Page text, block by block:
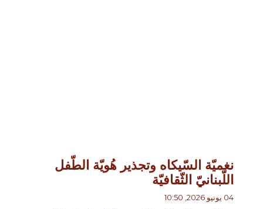
نغميّة السّيكاه وتجذير هُويّة الطّفل
اللّبنانيّ الثّقافيّة
04 يونيو 2026, 10:50